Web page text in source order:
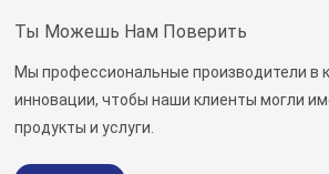
Ты Можешь Нам Поверить
Мы профессиональные производители в
инновации, чтобы наши клиенты могли
продукты и услуги.